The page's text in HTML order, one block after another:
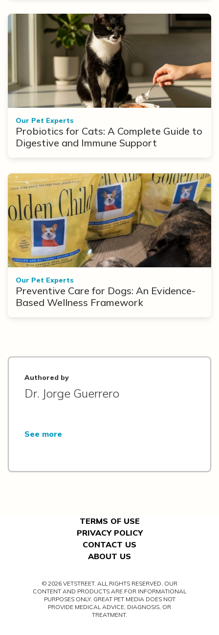
Our Pet Experts
Probiotics for Cats: A Complete Guide to
Digestive and Immune Support
Our Pet Experts
Preventive Care for Dogs: An Evidence-
Based Wellness Framework
Authored by
Dr. Jorge Guerrero
See more
TERMS OF USE
PRIVACY POLICY
CONTACT US
ABOUT US
© 2026 VETSTREET. ALL RIGHTS RESERVED. OUR
CONTENT AND PRODUCTS ARE FOR INFORMATIONAL
PURPOSES ONLY. GREAT PET MEDIA DOES NOT
PROVIDE MEDICAL ADVICE, DIAGNOSIS, OR
TREATMENT.